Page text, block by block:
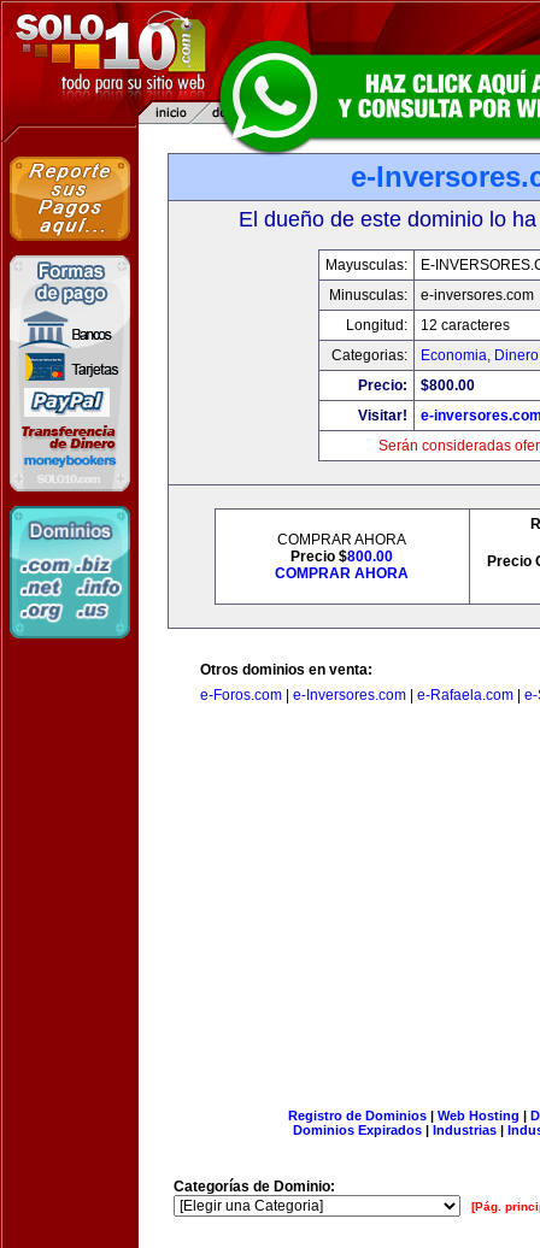
e-
El dueño de este dominio lo
Mayusculas:
E-
Minusculas:
e-inversores.com
Longitud:
12 caracteres
Categorias:
Economia,
Precio:
$800.00
Visitar!
e-
Serán consideradas
COMPRAR AHORA
Precio $800.00
COMPRAR AHORA
Precio
Otros dominios en venta:
e-Foros.com
e-Inversores.com e-Rafaela.com e-
Registro de Dominios| Web Hosting |
Dominios Expirados | Industrias |
Categorías de Dominio:
[Pág.